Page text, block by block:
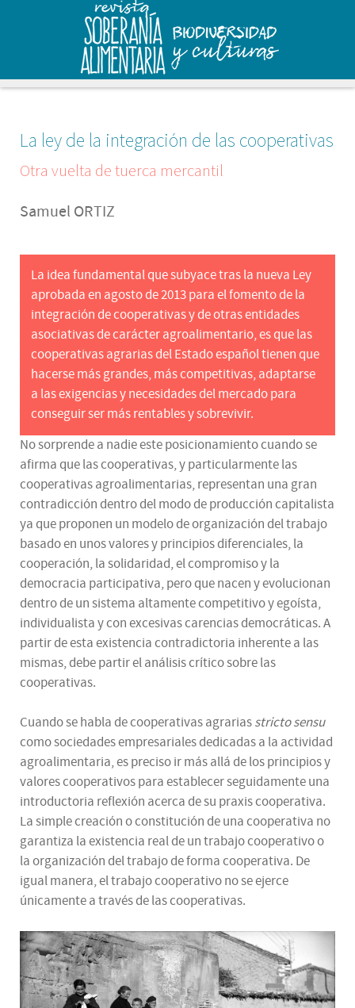
La ley de la integración de las cooperativas
Otra vuelta de tuerca mercantil
Samuel ORTIZ
La idea fundamental que subyace tras la nueva Ley
aprobada en agosto de 2013 para el fomento de la
integración de cooperativas y de otras entidades
asociativas de carácter agroalimentario, es que las
cooperativas agrarias del Estado español tienen que
hacerse más grandes, más competitivas, adaptarse
a las exigencias y necesidades del mercado para
conseguir ser más rentables y sobrevivir.
No sorprende a nadie este posicionamiento cuando se
afirma que las cooperativas, y particularmente las
cooperativas agroalimentarias, representan una gran
contradicción dentro del modo de producción capitalista
ya que proponen un modelo de organización del trabajo
basado en unos valores y principios diferenciales, la
cooperación, la solidaridad, el compromiso y la
democracia participativa, pero que nacen y evolucionan
dentro de un sistema altamente competitivo y egoísta,
individualista y con excesivas carencias democráticas. A
partir de esta existencia contradictoria inherente a las
mismas, debe partir el análisis crítico sobre las
cooperativas.
Cuando se habla de cooperativas agrariasstricto sensu
como sociedades empresariales dedicadas a la actividad
agroalimentaria, es preciso ir más allá de los principios y
valores cooperativos para establecer seguidamente una
introductoria reflexión acerca de su praxis cooperativa.
La simple creación o constitución de una cooperativa no
garantiza la existencia real de un trabajo cooperativo o
la organización del trabajo de forma cooperativa. De
igual manera, el trabajo cooperativo no se ejerce
únicamente a través de las cooperativas.